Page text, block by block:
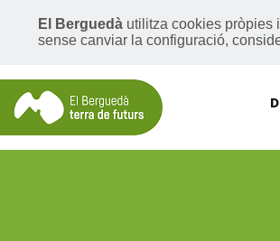
El Berguedà utilitza cookies pròpies
sense canviar la configuració,